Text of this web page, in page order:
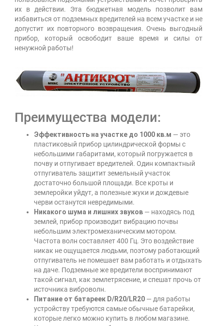
их в действии. Эта бюджетная модель позволит вам
избавиться от подземных вредителей на всем участке и не
допустит их повторного возвращения. Очень выгодный
прибор, который освободит ваше время и силы от
ненужной работы!
Преимущества модели:
Эффективность на участке до 1000 кв.м — это
пластиковый прибор цилиндрической формы с
небольшими габаритами, который погружается в
почву и отпугивает вредителей. Один компактный
отпугиватель защитит земельный участок
достаточно большой площади. Все кроты и
землеройки уйдут, а полезные жуки и дождевые
черви останутся невредимыми.
Никакого шума и лишних звуков — находясь под
землей, прибор производит вибрацию почвы
небольшим электромеханическим мотором.
Частота волн составляет 400 Гц. Это воздействие
никак не ощущается людьми, поэтому работающий
отпугиватель не помешает вам работать и отдыхать
на даче. Подземные же вредители воспринимают
такой сигнал, как землетрясение, и спешат прочь от
источника виброволн.
Питание от батареек D/R20/LR20 — для работы
устройству требуются самые обычные батарейки,
которые легко можно купить в любом магазине.